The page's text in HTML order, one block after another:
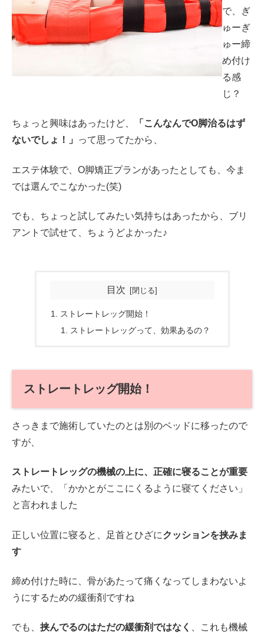
で、ぎ
ゅーぎ
ゅー締
め付け
る感
じ？
ちょっと興味はあったけど、
「こんなんでO脚治るはず
ないでしょ！」
って思ってたから、
エステ体験で、O脚矯正プランがあったとしても、今ま
では選んでこなかった(笑)
でも、ちょっと試してみたい気持ちはあったから、ブリ
アントで試せて、ちょうどよかった♪
目次
ストレートレッグ開始！
ストレートレッグって、効果あるの？
ストレートレッグ開始！
さっきまで施術していたのとは別のベッドに移ったので
すが、
ストレートレッグの機械の上に、正確に寝ることが重要
みたいで、「かかとがここにくるように寝てください」
と言われました
正しい位置に寝ると、足首とひざにクッションを挟みま
す
締め付けた時に、骨があたって痛くなってしまわないよ
うにするための緩衝剤ですね
でも、 挟んでるのはただの緩衝剤ではなく 、これも機械